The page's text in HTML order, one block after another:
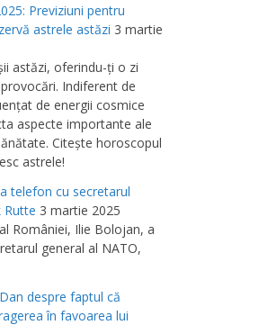
Previziuni pentru
astrele astăzi 3 martie
astăzi, oferindu-ţi o zi
Indiferent de
de energii cosmice
aspecte importante ale
Citeşte horoscopul
astrele!
telefon cu secretarul
Rutte 3 martie 2025
României, Ilie Bolojan, a
general al NATO,
despre faptul că
în favoarea lui